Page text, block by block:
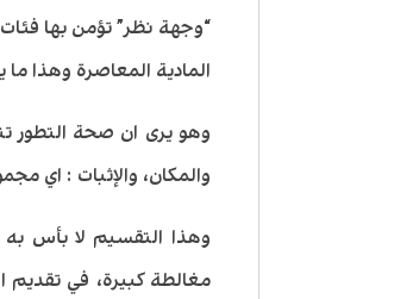
“وجهة نظر” تؤمن بها
المادية المعاصرة وهذا ما
وهو يرى ان صحة التطور
والمكان، والإثبات : اي
وهذا التقسيم لا بأس
مغالطة كبيرة، في تقديم